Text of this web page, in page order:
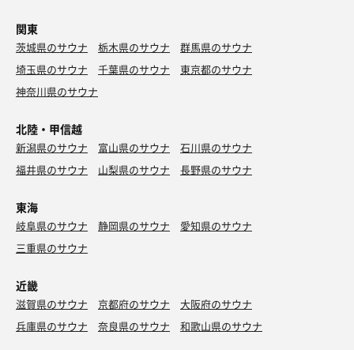
関東
茨城県のサウナ 栃木県のサウナ
群馬県のサウナ
埼玉県のサウナ
千葉県のサウナ
東京都のサウナ
神奈川県のサウナ
北陸・甲信越
新潟県のサウナ 富山県のサウナ
石川県のサウナ
福井県のサウナ
山梨県のサウナ 長野県のサウナ
東海
岐阜県のサウナ 静岡県のサウナ
愛知県のサウナ
三重県のサウナ
近畿
滋賀県のサウナ 京都府のサウナ
大阪府のサウナ
兵庫県のサウナ
奈良県のサウナ 和歌山県のサウナ